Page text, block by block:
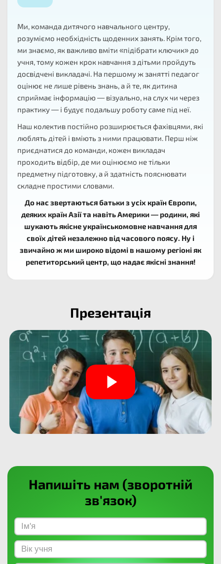
Ми, команда дитячого навчального центру,
розуміємо необхідність щоденних занять. Крім того,
ми знаємо, як важливо вміти «підібрати ключик» до
учня, тому кожен крок навчання з дітьми пройдуть
досвідчені викладачі. На першому ж занятті педагог
оцінює не лише рівень знань, а й те, як дитина
сприймає інформацію — візуально, на слух чи через
практику — і будує подальшу роботу саме під неї.
Наш колектив постійно розширюється фахівцями, які
люблять дітей і вміють з ними працювати. Перш ніж
приєднатися до команди, кожен викладач
проходить відбір, де ми оцінюємо не тільки
предметну підготовку, а й здатність пояснювати
складне простими словами.
До нас звертаються батьки з усіх країн Європи,
деяких країн Азії та навіть Америки — родини, які
шукають якісне українськомовне навчання для
своїх дітей незалежно від часового поясу. Ну і
звичайно ж ми широко відомі в нашому регіоні як
репетиторський центр, що надає якісні знання!
Презентація
Напишіть нам (зворотній
зв'язок)